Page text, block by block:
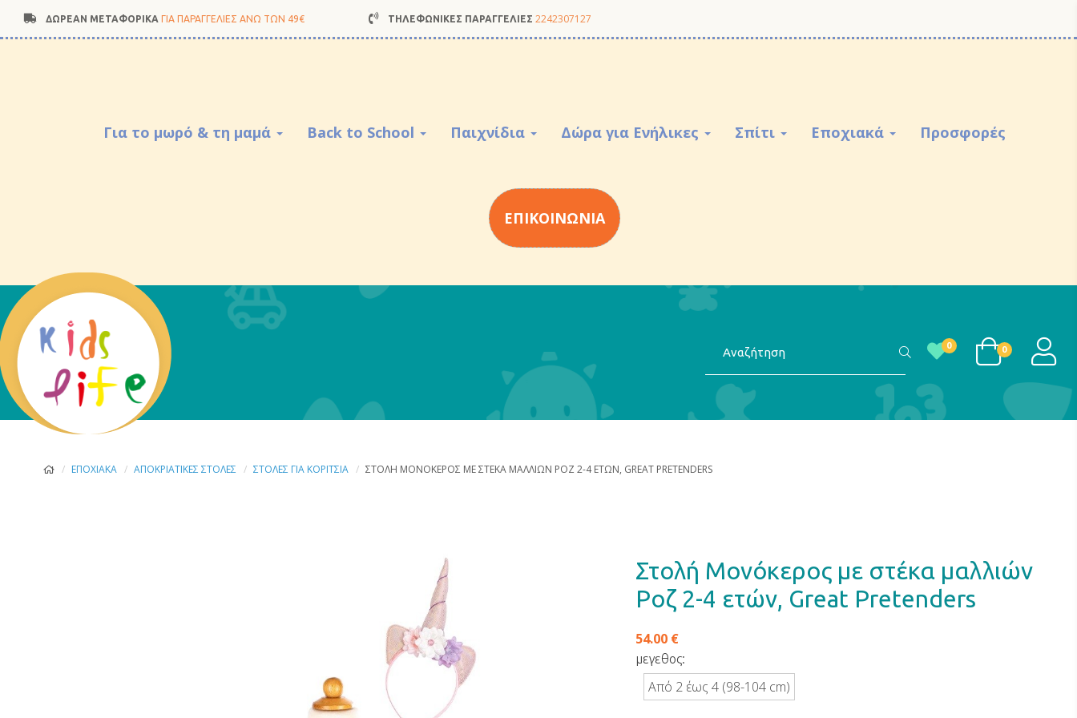
ΔΩΡΕΑΝ ΜΕΤΑΦΟΡΙΚΑ ΓΙΑ ΠΑΡΑΓΓΕΛΙΕΣ ΑΝΩ ΤΩΝ 49€ ΤΗΛΕΦΩΝΙΚΕΣ ΠΑΡΑΓΓΕΛΙΕΣ 2242307127
Για το μωρό & τη μαμά Back to School Παιχνίδια Δώρα για Ενήλικες Σπίτι Εποχιακά Προσφορές
ΕΠΙΚΟΙΝΩΝΙΑ
0 0
ΕΠΟΧΙΑΚΆ ΑΠΟΚΡΙΆΤΙΚΕΣ ΣΤΟΛΈΣ ΣΤΟΛΈΣ ΓΙΑ ΚΟΡΊΤΣΙΑ ΣΤΟΛΉ ΜΟΝΌΚΕΡΟΣ ΜΕ ΣΤΈΚΑ ΜΑΛΛΙΏΝ ΡΟΖ 2-4 ΕΤΏΝ, GREAT PRETENDERS
Στολή Μονόκερος με στέκα μαλλιών
Ροζ 2-4 ετών, Great Pretenders
54.00 €
μεγεθος:
Από 2 έως 4 (98-104 cm)